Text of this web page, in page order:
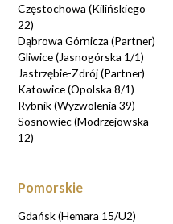
Częstochowa (Kilińskiego
22)
Dąbrowa Górnicza (Partner)
Gliwice (Jasnogórska 1/1)
Jastrzębie-Zdrój (Partner)
Katowice (Opolska 8/1)
Rybnik (Wyzwolenia 39)
Sosnowiec (Modrzejowska
12)
Pomorskie
Gdańsk (Hemara 15/U2)